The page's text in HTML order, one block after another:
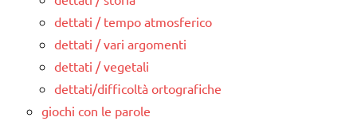
dettati / tempo atmosferico
dettati / vari argomenti
dettati / vegetali
dettati/difficoltà ortografiche
giochi con le parole